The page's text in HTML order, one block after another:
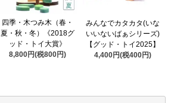
四季・木つみ木（春・
夏・秋・冬）《2018グ
ッド・トイ大賞》
8,800円(税800円)
みんなでカタカタ(いな
いいないばぁシリーズ)
【グッド・トイ2025】
4,400円(税400円)